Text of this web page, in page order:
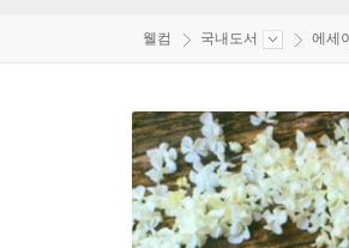
웰컴 국내도서 에세이